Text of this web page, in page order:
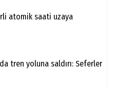
atomik saati uzaya
tren yoluna saldırı: Seferler